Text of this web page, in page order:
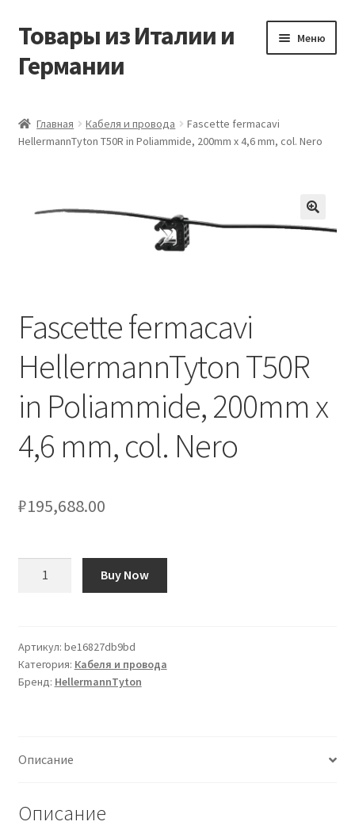
Перейти
навигации
Перейти
содержимому
Товары из Италии и
Германии
Меню
Виды доставки
Оставить отзыв
Оформление заказа
Подтверждение заказа
Главная Кабеля и провода
Fascette fermacavi
HellermannTyton T50R in Poliammide, 200mm x 4,6 mm, col. Nero
🔍
Fascette fermacavi
HellermannTyton T50R
in Poliammide, 200mm x
4,6 mm, col. Nero
₽195,688.00
HellermannTyton
T50R
in
4,6
col.
Nero
Buy Now
Артикул: be16827db9bd
Категория: Кабеля и провода
Бренд: HellermannTyton
Описание
Описание